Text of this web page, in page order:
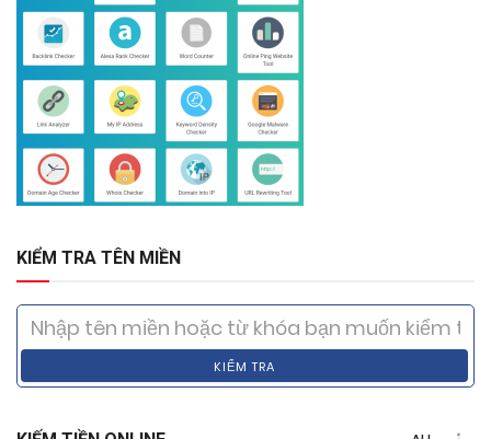
KIỂM TRA TÊN MIỀN
KIỂM TRA